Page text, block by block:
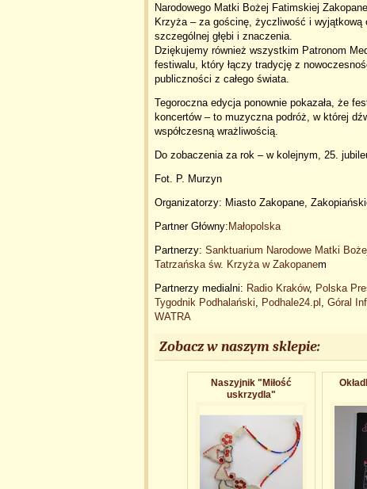
Narodowego Matki Bożej Fatimskiej
Krzyża– za gościnę, życzliwość i wyjątkową
szczególnej głębi i znaczenia.
Dziękujemy również wszystkim Patronom
festiwalu, który łączy tradycję z
publiczności z całego świata.
Tegoroczna edycja ponownie pokazała, że
koncertów – to muzyczna podróż, w której
współczesną wrażliwością.
Do zobaczenia za rok – w kolejnym, 25.
Fot. P. Murzyn
Organizatorzy: Miasto Zakopane,
Partner Główny: Małopolska
Partnerzy: Sanktuarium Narodowe Matki
Tatrzańska św. Krzyża w Zakopanem
Partnerzy medialni: Radio Kraków, Polska
Tygodnik Podhalański, Podhale24.pl , Góral
WATRA
Zobacz w naszym sklepie:
Naszyjnik "Miłość
uskrzydla"